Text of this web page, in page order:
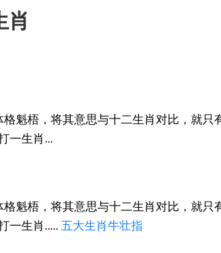
肖
魁梧，将其意思与十二生肖对比，就只
一生肖...
魁梧，将其意思与十二生肖对比，就只
一生肖..... 五大生肖牛壮指